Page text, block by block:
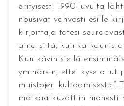
erityisesti 1990-luvulta
nousivat vahvasti esille
kirjoittaja totesi
aina siitä, kuinka
Kun kävin siellä
ymmärsin, ettei kyse ollut
muistojen kultaamisesta.”
matkaa kuvattiin monesti